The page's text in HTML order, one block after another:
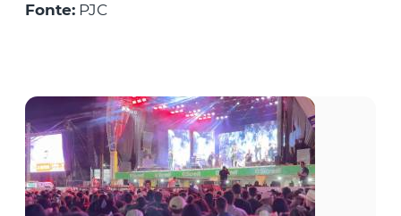
Fonte: PJC